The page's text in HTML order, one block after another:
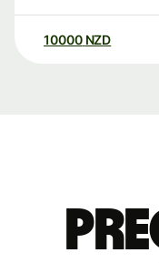
10000 NZD